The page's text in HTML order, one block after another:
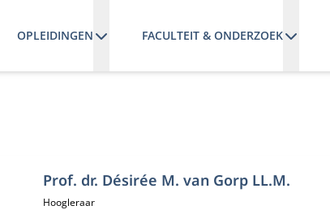
OPLEIDINGEN FACULTEIT & ONDERZOEK
Prof. dr. Désirée M. van Gorp LL.M.
Functietitel:
Hoogleraar